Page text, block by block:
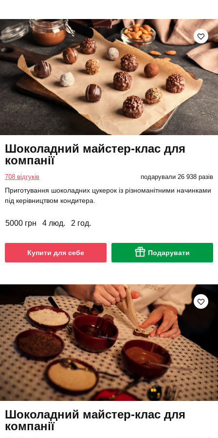
Шоколадний майстер-клас для
компанії
708 відгуків подарували 26 938 разів
Приготування шоколадних цукерок із різноманітними начинками
під керівництвом кондитера.
5000 грн 4 люд. 2 год.
Купити для себе Подарувати
Шоколадний майстер-клас для
компанії